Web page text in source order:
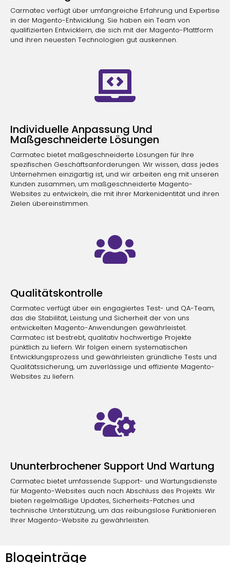
Carmatec verfügt über umfangreiche Erfahrung und Expertise
in der Magento-Entwicklung. Sie haben ein Team von
qualifizierten Entwicklern, die sich mit der Magento-Plattform
und ihren neuesten Technologien gut auskennen.
Individuelle Anpassung Und
Maßgeschneiderte Lösungen
Carmatec bietet maßgeschneiderte Lösungen für Ihre
spezifischen Geschäftsanforderungen. Wir wissen, dass jedes
Unternehmen einzigartig ist, und wir arbeiten eng mit unseren
Kunden zusammen, um maßgeschneiderte Magento-
Websites zu entwickeln, die mit ihrer Markenidentität und ihren
Zielen übereinstimmen.
Qualitätskontrolle
Carmatec verfügt über ein engagiertes Test- und QA-Team,
das die Stabilität, Leistung und Sicherheit der von uns
entwickelten Magento-Anwendungen gewährleistet.
Carmatec ist bestrebt, qualitativ hochwertige Projekte
pünktlich zu liefern. Wir folgen einem systematischen
Entwicklungsprozess und gewährleisten gründliche Tests und
Qualitätssicherung, um zuverlässige und effiziente Magento-
Websites zu liefern.
Ununterbrochener Support Und Wartung
Carmatec bietet umfassende Support- und Wartungsdienste
für Magento-Websites auch nach Abschluss des Projekts. Wir
bieten regelmäßige Updates, Sicherheits-Patches und
technische Unterstützung, um das reibungslose Funktionieren
Ihrer Magento-Website zu gewährleisten.
Blogeinträge